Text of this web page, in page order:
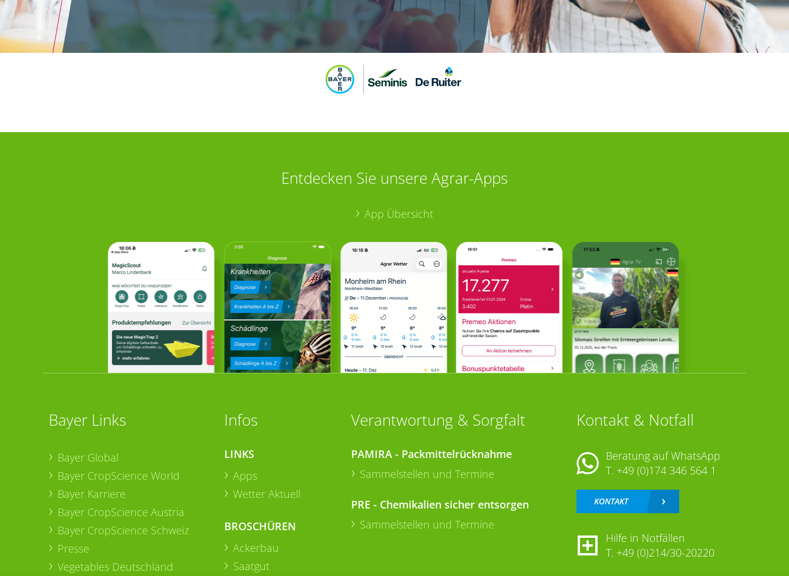
Entdecken Sie unsere Agrar-Apps
App Übersicht
Bayer Links
Bayer Global
Bayer CropScience World
Bayer Karriere
Bayer CropScience Austria
Bayer CropScience Schweiz
Presse
Vegetables Deutschland
Infos
LINKS
Apps
Wetter Aktuell
BROSCHÜREN
Ackerbau
Saatgut
Verantwortung & Sorgfalt
PAMIRA - Packmittelrücknahme
Sammelstellen und Termine
PRE - Chemikalien sicher entsorgen
Sammelstellen und Termine
Kontakt & Notfall
Beratung auf WhatsApp
T. +49 (0)174 346 564 1
KONTAKT
Hilfe in Notfällen
T. +49 (0)214/30-20220